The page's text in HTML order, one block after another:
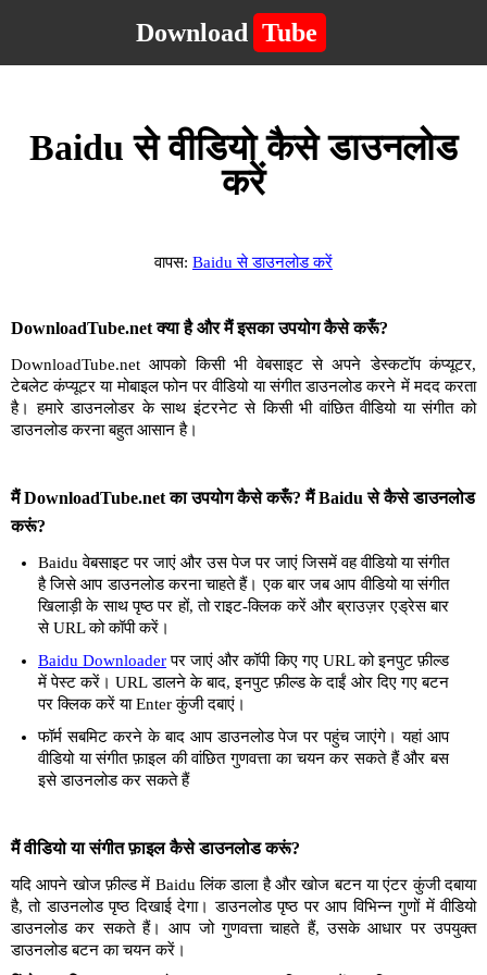
Download Tube
Baidu से वीडियो कैसे डाउनलोड
करें
वापस: Baidu से डाउनलोड करें
DownloadTube.net क्या है और मैं इसका उपयोग कैसे करूँ?
DownloadTube.net आपको किसी भी वेबसाइट से अपने डेस्कटॉप कंप्यूटर,
टेबलेट कंप्यूटर या मोबाइल फोन पर वीडियो या संगीत डाउनलोड करने में मदद करता
है। हमारे डाउनलोडर के साथ इंटरनेट से किसी भी वांछित वीडियो या संगीत को
डाउनलोड करना बहुत आसान है।
मैं DownloadTube.net का उपयोग कैसे करूँ? मैं Baidu से कैसे डाउनलोड
करूं?
Baidu वेबसाइट पर जाएं और उस पेज पर जाएं जिसमें वह वीडियो या संगीत
है जिसे आप डाउनलोड करना चाहते हैं। एक बार जब आप वीडियो या संगीत
खिलाड़ी के साथ पृष्ठ पर हों, तो राइट-क्लिक करें और ब्राउज़र एड्रेस बार
से URL को कॉपी करें।
Baidu Downloaderपर जाएं और कॉपी किए गए URL को इनपुट फ़ील्ड
में पेस्ट करें। URL डालने के बाद, इनपुट फ़ील्ड के दाईं ओर दिए गए बटन
पर क्लिक करें या Enter कुंजी दबाएं।
फॉर्म सबमिट करने के बाद आप डाउनलोड पेज पर पहुंच जाएंगे। यहां आप
वीडियो या संगीत फ़ाइल की वांछित गुणवत्ता का चयन कर सकते हैं और बस
इसे डाउनलोड कर सकते हैं
मैं वीडियो या संगीत फ़ाइल कैसे डाउनलोड करूं?
यदि आपने खोज फ़ील्ड में Baidu लिंक डाला है और खोज बटन या एंटर कुंजी दबाया
है, तो डाउनलोड पृष्ठ दिखाई देगा। डाउनलोड पृष्ठ पर आप विभिन्न गुणों में वीडियो
डाउनलोड कर सकते हैं। आप जो गुणवत्ता चाहते हैं, उसके आधार पर उपयुक्त
डाउनलोड बटन का चयन करें।